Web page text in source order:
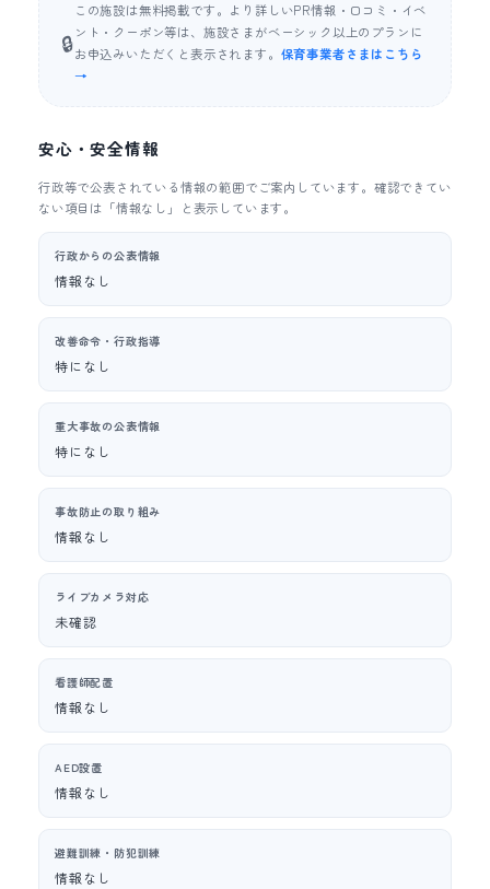
🔒
この施設は無料掲載です。より詳しいPR情報・口コミ・イベ
ント・クーポン等は、施設さまがベーシック以上のプランに
お申込みいただくと表示されます。 保育事業者さまはこちら
→
安心・安全情報
行政等で公表されている情報の範囲でご案内しています。確認できてい
ない項目は「情報なし」と表示しています。
行政からの公表情報
情報なし
改善命令・行政指導
特になし
重大事故の公表情報
特になし
事故防止の取り組み
情報なし
ライブカメラ対応
未確認
看護師配置
情報なし
AED設置
情報なし
避難訓練・防犯訓練
情報なし